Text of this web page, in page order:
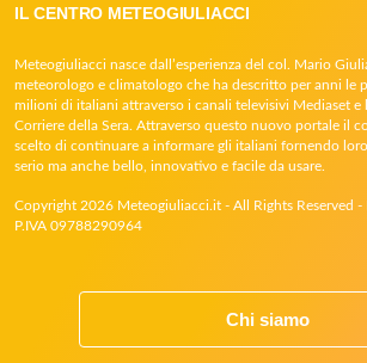
IL CENTRO METEOGIULIACCI
Meteogiuliacci nasce dall’esperienza del col. Mario
meteorologo e climatologo che ha descritto per anni le
milioni di italiani attraverso i canali televisivi Mediaset e
Corriere della Sera. Attraverso questo nuovo portale il
scelto di continuare a informare gli italiani fornendo
serio ma anche bello, innovativo e facile da usare.
Copyright 2026 Meteogiuliacci.it - All Rights Reserved -
P.IVA 09788290964
Chi siamo